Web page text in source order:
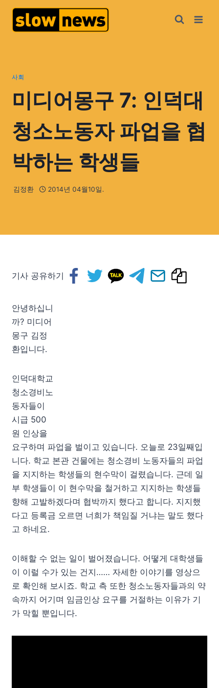
사회
미디어몽구 7: 인덕대
청소노동자 파업을 협
박하는 학생들
김정환 2014년 04월10일.
기사 공유하기
안녕하십니
까? 미디어
몽구 김정
환입니다.
인덕대학교
청소경비노
동자들이
시급 500
원 인상을
요구하며 파업을 벌이고 있습니다. 오늘로 23일째입
니다. 학교 본관 건물에는 청소경비 노동자들의 파업
을 지지하는 학생들의 현수막이 걸렸습니다. 근데 일
부 학생들이 이 현수막을 철거하고 지지하는 학생들
향해 고발하겠다며 협박까지 했다고 합니다. 지지했
다고 등록금 오르면 너희가 책임질 거냐는 말도 했다
고 하네요.
이해할 수 없는 일이 벌어졌습니다. 어떻게 대학생들
이 이럴 수가 있는 건지…… 자세한 이야기를 영상으
로 확인해 보시죠. 학교 측 또한 청소노동자들과의 약
속까지 어기며 임금인상 요구를 거절하는 이유가 기
가 막힐 뿐입니다.